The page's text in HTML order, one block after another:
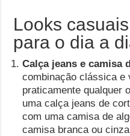
Looks
para o dia a
Calça jeans e camisa
combinação clássica e
praticamente qualquer
uma calça jeans de
com uma camisa de
camisa branca ou